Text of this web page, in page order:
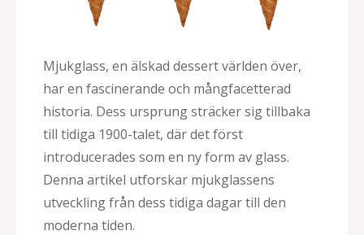
Mjukglass, en älskad dessert världen över,
har en fascinerande och mångfacetterad
historia. Dess ursprung sträcker sig tillbaka
till tidiga 1900-talet, där det först
introducerades som en ny form av glass.
Denna artikel utforskar mjukglassens
utveckling från dess tidiga dagar till den
moderna tiden.